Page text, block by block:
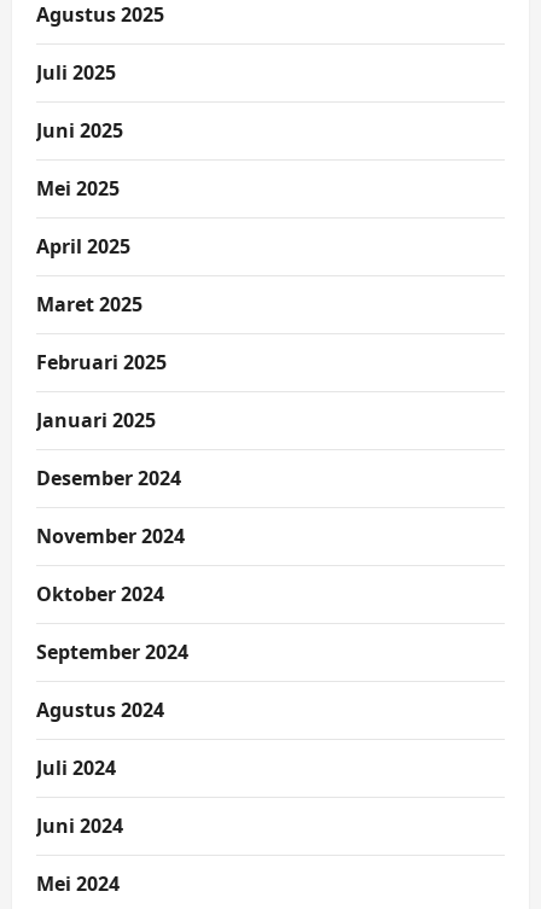
Agustus 2025
Juli 2025
Juni 2025
Mei 2025
April 2025
Maret 2025
Februari 2025
Januari 2025
Desember 2024
November 2024
Oktober 2024
September 2024
Agustus 2024
Juli 2024
Juni 2024
Mei 2024